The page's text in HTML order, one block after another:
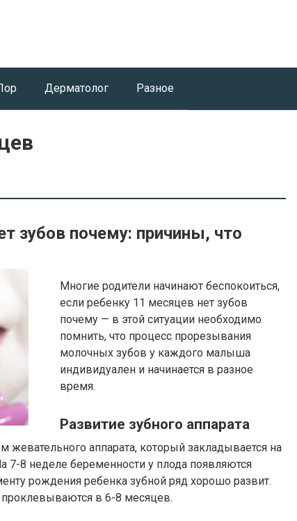
Дерматолог Разное
зубов почему: причины, что
Многие родители начинают беспокоиться,
если ребенку 11 месяцев нет зубов
почему — в этой ситуации необходимо
помнить, что процесс прорезывания
молочных зубов у каждого малыша
индивидуален и начинается в разное
время.
Развитие зубного аппарата
аппарата, который закладывается на
7-8 неделе беременности у плода появляются
рождения ребенка зубной ряд хорошо развит.
в 6-8 месяцев.